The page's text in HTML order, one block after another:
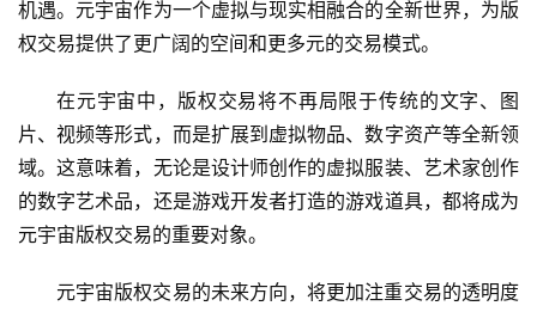
机遇。元宇宙作为一个虚拟与现实相融合的全新世界，为版
权交易提供了更广阔的空间和更多元的交易模式。
在元宇宙中，版权交易将不再局限于传统的文字、图
片、视频等形式，而是扩展到虚拟物品、数字资产等全新领
域。这意味着，无论是设计师创作的虚拟服装、艺术家创作
的数字艺术品，还是游戏开发者打造的游戏道具，都将成为
元宇宙版权交易的重要对象。
元宇宙版权交易的未来方向，将更加注重交易的透明度